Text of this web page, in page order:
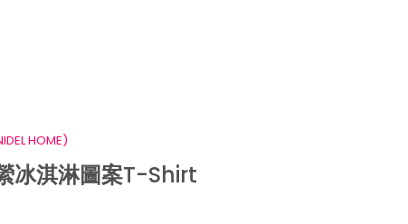
HOME)
冰淇淋圖案T-Shirt